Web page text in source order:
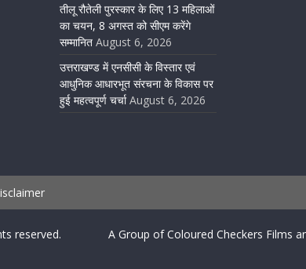
तीलू रौतेली पुरस्कार के लिए 13 महिलाओं
का चयन, 8 अगस्त को सीएम करेंगे
सम्मानित August 6, 2026
उत्तराखण्ड में एनसीसी के विस्तार एवं
आधुनिक आधारभूत संरचना के विकास पर
हुई महत्वपूर्ण चर्चा August 6, 2026
reserved. A Group of Coloured Checkers Films